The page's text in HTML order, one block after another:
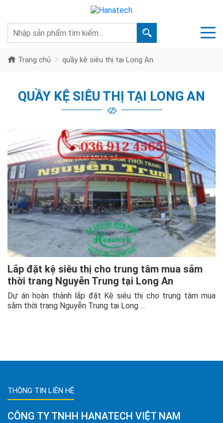
Trang chủ quầy kệ siêu thị tại Long An
QUẦY KỆ SIÊU THỊ TẠI LONG AN
Lắp đặt kệ siêu thị cho trung tâm mua sắm
thời trang Nguyễn Trung tại Long An
Dự án hoàn thành lắp đặt Kệ siêu thị cho trung tâm mua
sắm thời trang Nguyễn Trung tại Long ...
THÔNG TIN LIÊN HỆ
CÔNG TY TNHH HANATECH VIỆT NAM